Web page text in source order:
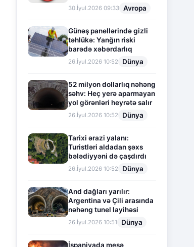
30.İyul.2026 09:33 Avropa
Günəş panellərində gizli
təhlükə: Yanğın riski
barədə xəbərdarlıq
26.İyul.2026 10:52 Dünya
52 milyon dollarlıq nəhəng
səhv: Heç yerə aparmayan
yol görənləri heyrətə salır
26.İyul.2026 10:52 Dünya
Tarixi ərazi yalanı:
Turistləri aldadan şəxs
bələdiyyəni də çaşdırdı
26.İyul.2026 10:52 Dünya
And dağları yarılır:
Argentina və Çili arasında
nəhəng tunel layihəsi
26.İyul.2026 10:51 Dünya
İspaniyada meşə